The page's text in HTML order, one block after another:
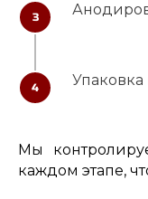
3
4 Упаковка
Мы
каждом этапе,